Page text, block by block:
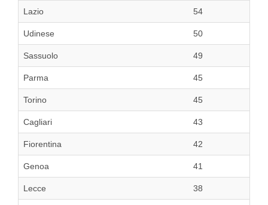
Lazio 54
Udinese 50
Sassuolo 49
Parma 45
Torino 45
Cagliari 43
Fiorentina 42
Genoa 41
Lecce 38